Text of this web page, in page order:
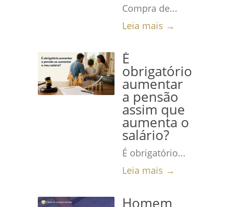
Compra de...
Leia mais →
É
obrigatório
aumentar
a pensão
assim que
aumenta o
salário?
É obrigatório...
Leia mais →
Homem